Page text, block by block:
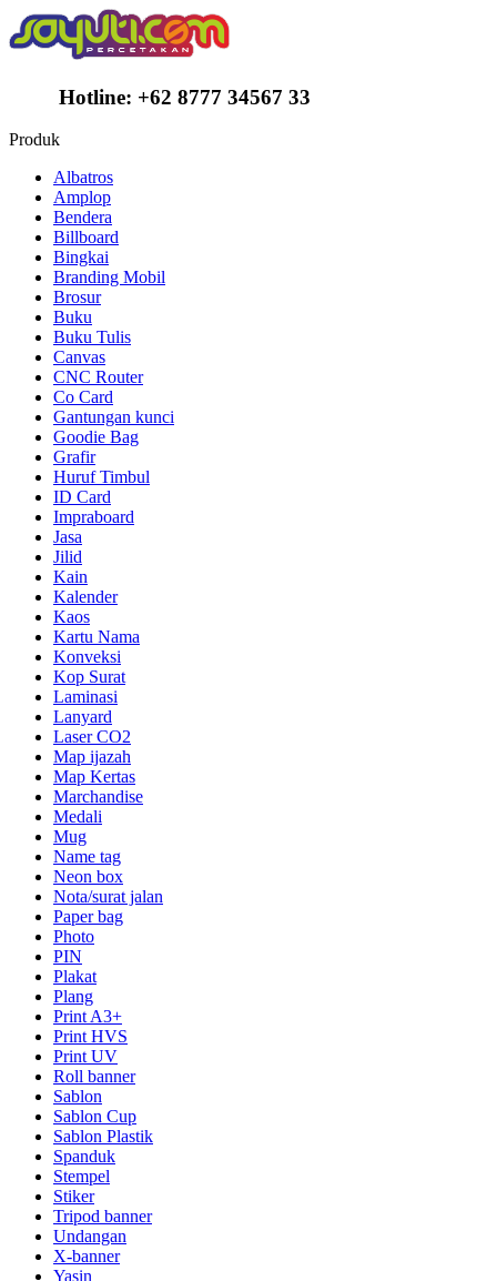
Hotline: +62 8777 34567 33
Produk
Albatros
Amplop
Bendera
Billboard
Bingkai
Branding Mobil
Brosur
Buku
Buku Tulis
Canvas
CNC Router
Co Card
Gantungan kunci
Goodie Bag
Grafir
Huruf Timbul
ID Card
Impraboard
Jasa
Jilid
Kain
Kalender
Kaos
Kartu Nama
Konveksi
Kop Surat
Laminasi
Lanyard
Laser CO2
Map ijazah
Map Kertas
Marchandise
Medali
Mug
Name tag
Neon box
Nota/surat jalan
Paper bag
Photo
PIN
Plakat
Plang
Print A3+
Print HVS
Print UV
Roll banner
Sablon
Sablon Cup
Sablon Plastik
Spanduk
Stempel
Stiker
Tripod banner
Undangan
X-banner
Yasin